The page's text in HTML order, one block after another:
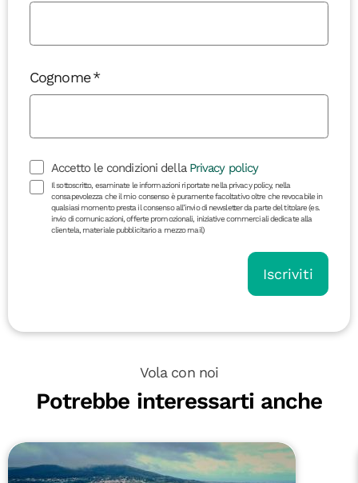
Cognome
Accetto le condizioni della Privacy policy
Il sottoscritto, esaminate le informazioni riportate nella privacy policy, nella
consapevolezza che il mio consenso è puramente facoltativo oltre che revocabile in
qualsiasi momento presta il consenso all’invio di newsletter da parte del titolare (es.
invio di comunicazioni, offerte promozionali, iniziative commerciali dedicate alla
clientela, materiale pubblicitario a mezzo mail)
Iscriviti
Vola con noi
Potrebbe interessarti anche